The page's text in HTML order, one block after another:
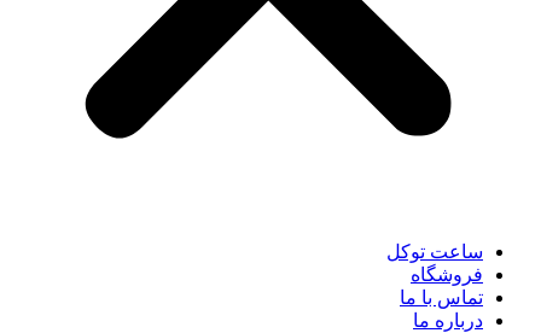
ساعت توکل
فروشگاه
تماس با ما
درباره ما